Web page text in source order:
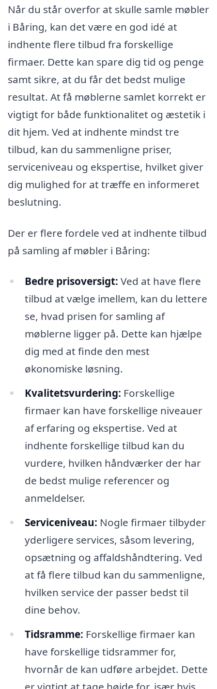
Når du står overfor at skulle samle møbler
i Båring, kan det være en god idé at
indhente flere tilbud fra forskellige
firmaer. Dette kan spare dig tid og penge
samt sikre, at du får det bedst mulige
resultat. At få møblerne samlet korrekt er
vigtigt for både funktionalitet og æstetik i
dit hjem. Ved at indhente mindst tre
tilbud, kan du sammenligne priser,
serviceniveau og ekspertise, hvilket giver
dig mulighed for at træffe en informeret
beslutning.
Der er flere fordele ved at indhente tilbud
på samling af møbler i Båring:
Bedre prisoversigt: Ved at have flere
tilbud at vælge imellem, kan du lettere
se, hvad prisen for samling af
møblerne ligger på. Dette kan hjælpe
dig med at finde den mest
økonomiske løsning.
Kvalitetsvurdering: Forskellige
firmaer kan have forskellige niveauer
af erfaring og ekspertise. Ved at
indhente forskellige tilbud kan du
vurdere, hvilken håndværker der har
de bedst mulige referencer og
anmeldelser.
Serviceniveau: Nogle firmaer tilbyder
yderligere services, såsom levering,
opsætning og affaldshåndtering. Ved
at få flere tilbud kan du sammenligne,
hvilken service der passer bedst til
dine behov.
Tidsramme: Forskellige firmaer kan
have forskellige tidsrammer for,
hvornår de kan udføre arbejdet. Dette